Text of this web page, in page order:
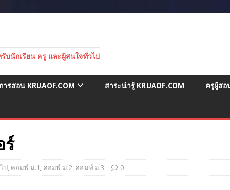
บนักเรียน ครู และผู้สนใจทั่วไป
ารสอน KRUAOF.COM สาระน่ารู้ KRUAOF.COM ครูผู้สอ
ร์
ป, คอมพ์ ม.1, คอมพ์ ม.2, คอมพ์ ม.3 0